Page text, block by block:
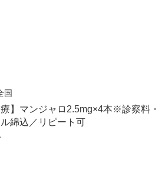
国
療】マンジャロ2.5mg×4本※診察料・
綿込／リピート可